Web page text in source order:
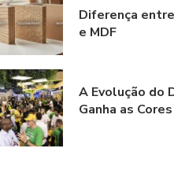
Diferença
e MDF
A Evolução do
Ganha as